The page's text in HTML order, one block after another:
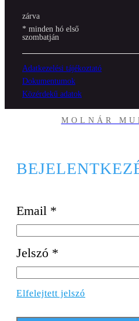
zárva
* minden hó első
szombatján
Adatkezelési tájékoztató
Dokumentumok
Közérdekű adatok
MOLNÁR
Email *
Jelszó *
Elfelejtett jelszó